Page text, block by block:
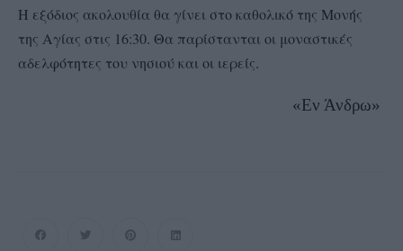
Η εξόδιος ακολουθία θα γίνει στο καθολικό της Μονής
της Αγίας στις 16:30. Θα παρίστανται οι μοναστικές
αδελφότητες του νησιού και οι ιερείς.
«Εν Άνδρω»